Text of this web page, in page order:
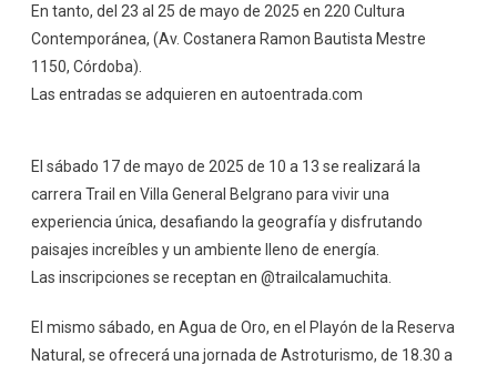
En tanto, del 23 al 25 de mayo de 2025 en 220 Cultura
Contemporánea, (Av. Costanera Ramon Bautista Mestre
1150, Córdoba).
Las entradas se adquieren en autoentrada.com
El sábado 17 de mayo de 2025 de 10 a 13 se realizará la
carrera Trail en Villa General Belgrano para vivir una
experiencia única, desafiando la geografía y disfrutando
paisajes increíbles y un ambiente lleno de energía.
Las inscripciones se receptan en @trailcalamuchita.
El mismo sábado, en Agua de Oro, en el Playón de la Reserva
Natural, se ofrecerá una jornada de Astroturismo, de 18.30 a